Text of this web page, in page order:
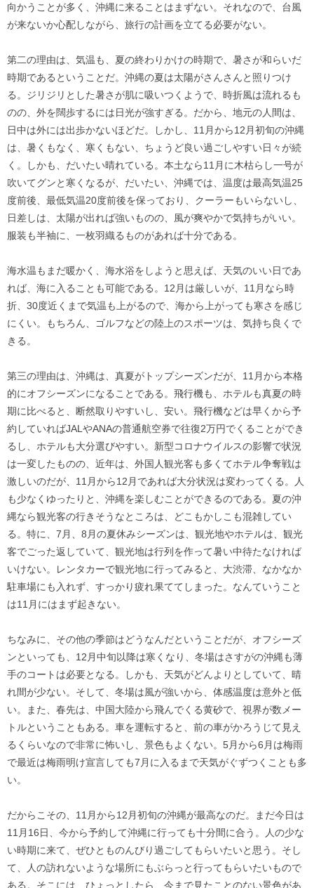
向かうことが多く、沖縄に来ることはまずない。それなので、台風
が来ないか心配しながら、旅行の計画を立てる必要がない。
第二の理由は、気温も、夏の終わりかけの時期で、暑さが和らいだ
時期であるということだ。沖縄の夏は太陽がさんさんと照りつけ
る。ジリジリとした暑さが肌に吸いつくようで、時折風は流れるも
のの、外を闊歩するには日光が強すぎる。だから、地元の人間は、
日中は外には出歩かないほどだ。しかし、11月から12月初旬の沖縄
は、暑くもなく、寒くもない、ちょうど良い過ごしやすい日々が続
く。しかも、だいたい晴れている。本土なら11月に木枯らし一号が
吹いてグンと寒くなるが、だいたい、沖縄では、温度は最高気温25
度前後、最低気温20度前後を保っており、クーラーもいらないし、
日差しは、太陽が出れば強いものの、風が爽やかで気持ちがいい。
服装も半袖に、一枚羽織るものがあれば十分である。
海水温もまだ暖かく、海水浴をしようと思えば、天気のいい日であ
れば、海に入ることも可能である。12月は厳しいが、11月なら時
折、30度近くまで気温も上がるので、海から上がっても寒さを感じ
にくい。もちろん、ゴルフなどの陸上のスポーツは、気持ち良くで
きる。
第三の理由は、沖縄は、真夏がトップシーズンだが、11月から本格
的にオフシーズンになることである。飛行機も、ホテルも真夏の時
期に比べると、断然取りやすいし、安い。飛行機などは早くから予
約していればJALやANAの普通航空券で往復2万円でくることができ
るし、ホテルも大分選びやすい。新型コロナウイルスの影響で状況
は一変したものの、近年は、外国人観光客も多くてホテル争奪戦は
激しいのだが、11月から12月であれば大分状況は変わってくる。人
も少なくゆったりと、沖縄を楽しむことができるのである。夏の沖
縄なら観光客の行きそうなところは、どこもかしこも混雑してい
る。特に、7月、8月の夏休みシーズンは、観光地やホテルは、観光
客でごった返していて、観光地は行列を作って暑い中待たなければ
いけない。レンタカーで観光地に行ってみると、大渋滞、なかなか
駐車場にも入れず、すっかり疲れ果ててしまった。なんていうこと
は11月にはまず起きない。
ちなみに、その他の季節はどうなんだということだが、オフシーズ
ンといっても、12月中旬以降は寒くなり、冬場はさすがの沖縄も薄
手のコートは必要となる。しかも、天気がどんよりとしていて、晴
れ間が少ない。そして、冬場は風が強いから、体感温度は意外と低
い。また、春先は、中国大陸から飛んでくる黄砂で、視界が数メー
トルということもある。車を運転すると、前の車がかろうじて見え
るくらいなので非常に怖いし、景色もよくない。5月から6月は梅雨
で最近は梅雨明け宣言しても7月に入るまで天気がぐずつくことも多
い。
だからこその、11月から12月初旬の沖縄が最高なのだ。まだ今日は
11月16日、今から予約して沖縄に行っても十分間に合う。人の少な
い時期に来て、ぜひとものんびり過ごしてもらいたいと思う。そし
て、人の訪れないような場所にもぶらっと行ってもらいたいもので
ある。そこには、ひょっとしたら、今まで見たことのない景色があ